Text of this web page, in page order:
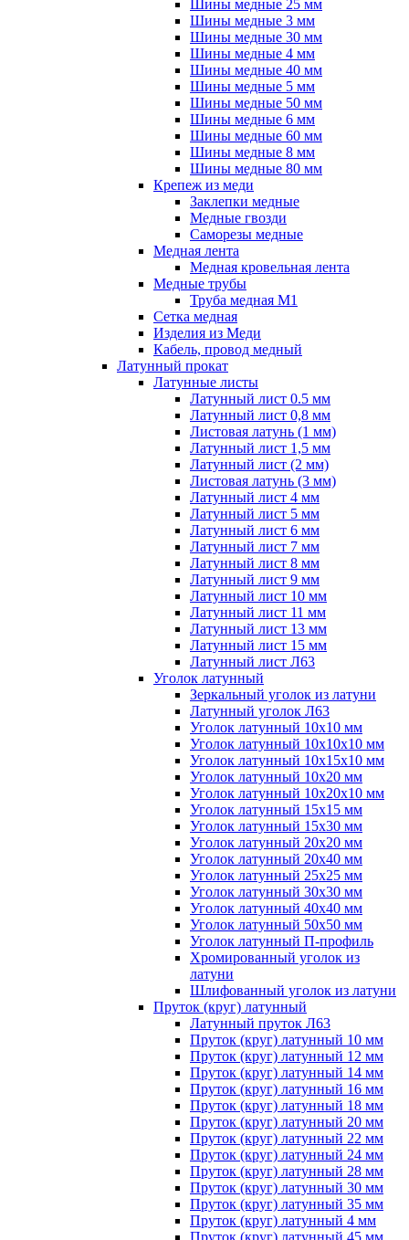
Шины медные 25 мм
Шины медные 3 мм
Шины медные 30 мм
Шины медные 4 мм
Шины медные 40 мм
Шины медные 5 мм
Шины медные 50 мм
Шины медные 6 мм
Шины медные 60 мм
Шины медные 8 мм
Шины медные 80 мм
Крепеж из меди
Заклепки медные
Медные гвозди
Саморезы медные
Медная лента
Медная кровельная лента
Медные трубы
Труба медная М1
Сетка медная
Изделия из Меди
Кабель, провод медный
Латунный прокат
Латунные листы
Латунный лист 0.5 мм
Латунный лист 0,8 мм
Листовая латунь (1 мм)
Латунный лист 1,5 мм
Латунный лист (2 мм)
Листовая латунь (3 мм)
Латунный лист 4 мм
Латунный лист 5 мм
Латунный лист 6 мм
Латунный лист 7 мм
Латунный лист 8 мм
Латунный лист 9 мм
Латунный лист 10 мм
Латунный лист 11 мм
Латунный лист 13 мм
Латунный лист 15 мм
Латунный лист Л63
Уголок латунный
Зеркальный уголок из латуни
Латунный уголок Л63
Уголок латунный 10x10 мм
Уголок латунный 10x10x10 мм
Уголок латунный 10x15x10 мм
Уголок латунный 10x20 мм
Уголок латунный 10x20x10 мм
Уголок латунный 15x15 мм
Уголок латунный 15x30 мм
Уголок латунный 20x20 мм
Уголок латунный 20x40 мм
Уголок латунный 25x25 мм
Уголок латунный 30x30 мм
Уголок латунный 40x40 мм
Уголок латунный 50x50 мм
Уголок латунный П-профиль
Хромированный уголок из
латуни
Шлифованный уголок из латуни
Пруток (круг) латунный
Латунный пруток Л63
Пруток (круг) латунный 10 мм
Пруток (круг) латунный 12 мм
Пруток (круг) латунный 14 мм
Пруток (круг) латунный 16 мм
Пруток (круг) латунный 18 мм
Пруток (круг) латунный 20 мм
Пруток (круг) латунный 22 мм
Пруток (круг) латунный 24 мм
Пруток (круг) латунный 28 мм
Пруток (круг) латунный 30 мм
Пруток (круг) латунный 35 мм
Пруток (круг) латунный 4 мм
Пруток (круг) латунный 45 мм